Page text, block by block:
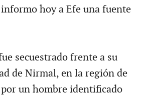
hoy a Efe una fuente
secuestrado frente a su
de Nirmal, en la región de
un hombre identificado